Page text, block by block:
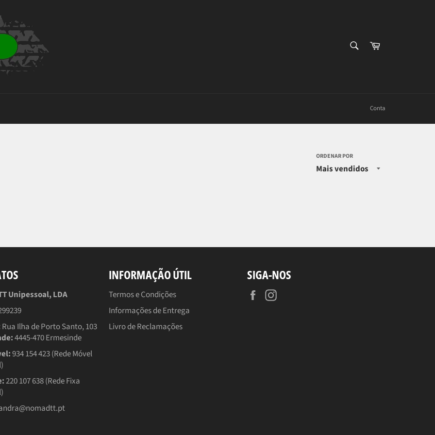
Carrinho
Conta
ORDENAR POR
Unipessoal, LDA
Rua Ilha de Porto Santo, 103
4445-470 Ermesinde
934 154 423 (Rede Móvel
220 107 638 (Rede Fixa
INFORMAÇÃO ÚTIL
Termos e Condições
Informações de Entrega
Livro de Reclamações
SIGA-NOS
Facebook